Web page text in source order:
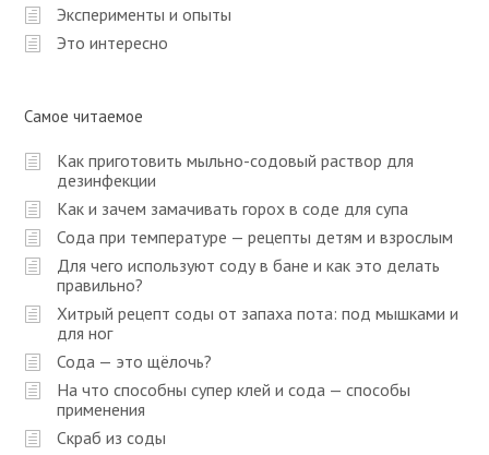
Эксперименты и опыты
Это интересно
Самое читаемое
Как приготовить мыльно-содовый раствор для
дезинфекции
Как и зачем замачивать горох в соде для супа
Сода при температуре — рецепты детям и взрослым
Для чего используют соду в бане и как это делать
правильно?
Хитрый рецепт соды от запаха пота: под мышками и
для ног
Сода — это щёлочь?
На что способны супер клей и сода — способы
применения
Скраб из соды